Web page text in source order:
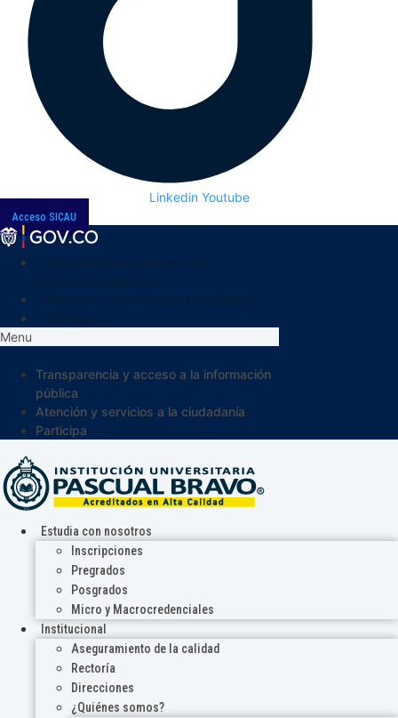
Linkedin Youtube
Acceso SICAU
Menu
Transparencia y acceso a la información
pública
Atención y servicios a la ciudadanía
Participa
Estudia con nosotros
Inscripciones
Pregrados
Posgrados
Micro y Macrocredenciales
Institucional
Aseguramiento de la calidad
Rectoría
Direcciones
¿Quiénes somos?